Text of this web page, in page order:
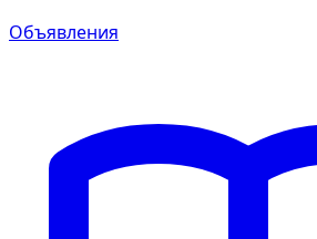
Объявления